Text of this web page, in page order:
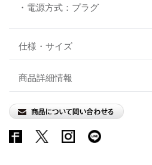
・電源方式：プラグ
仕様・サイズ
商品詳細情報